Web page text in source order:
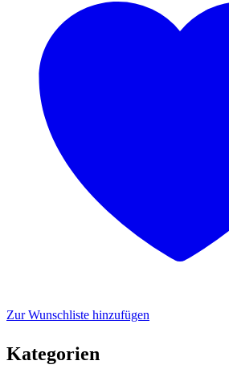
Zur Wunschliste hinzufügen
Kategorien